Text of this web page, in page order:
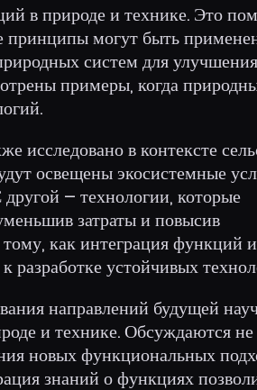
в природе и технике. Это
принципы могут быть
систем для улучшения
примеры, когда
исследовано в контексте
освещены экосистемные
– технологии, которые
затраты и повысив
как интеграция функций
устойчивых
направлений будущей
и технике. Обсуждаются не
новых функциональных
знаний о функциях